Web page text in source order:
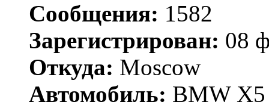
Сообщения: 1582
Зарегистрирован: 08
Откуда: Moscow
Автомобиль: BMW X5